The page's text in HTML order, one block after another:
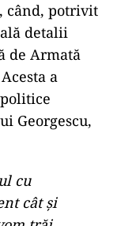
când, potrivit
detalii
de Armată
a
Georgescu,
cu
cât și